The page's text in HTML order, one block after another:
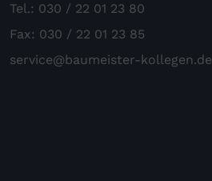
Tel.: 030 / 22 01 23 80
Fax: 030 / 22 01 23 85
service@baumeister-kollegen.de